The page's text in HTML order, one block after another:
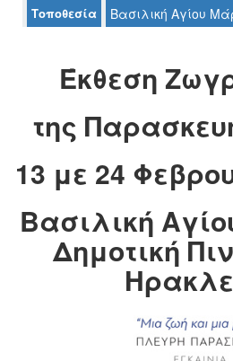
ΤΟΠΟΣ
ΠΟΛΙΤΙΣΜΟΣ
ΑΝΘΕΚΤΙΚΗ
ΠΟΛΗ
Τοποθεσία Βασιλική Αγίου
Έκθεση
της
13 με 24
Βασιλική
Δημοτική